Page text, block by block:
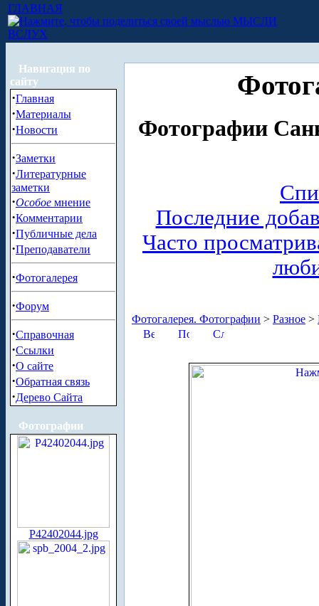
ГЛАВНАЯ
МЫСЛИ
ВСЛУХ
Навигация по
сайту
·Главная
·Материалы
·Новости
·Заметки
·Литературные
заметки
·Особое мнение
·Комментарии
·Публичные дела
·Преподаватели
·Фотогалерея
·Форум
·Справочная
·Ссылки
·О сайте
·Обратная связь
·Дерево Сайта
Фотографии
P42402044.jpg
Фотографии
Последние
Часто
Фотогалерея. Фотографии > Разное >